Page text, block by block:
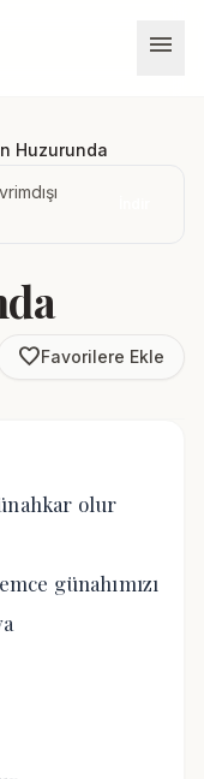
menu
Huzurunda
favorite_borderFavorilere Ekle
olur
günahımızı